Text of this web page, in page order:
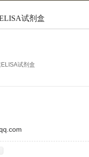
试剂盒
试剂盒